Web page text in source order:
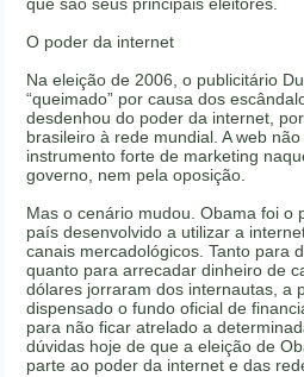
que são seus principais eleitores.
O poder da internet
Na eleição de 2006, o publicitário
“queimado” por causa dos
desdenhou do poder da internet,
brasileiro à rede mundial. A web
instrumento forte de marketing
governo, nem pela oposição.
Mas o cenário mudou. Obama foi o
país desenvolvido a utilizar a
canais mercadológicos. Tanto para
quanto para arrecadar dinheiro de
dólares jorraram dos internautas, a
dispensado o fundo oficial de
para não ficar atrelado a
dúvidas hoje de que a eleição de
parte ao poder da internet e das